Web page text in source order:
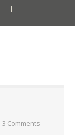
|
3 Comments